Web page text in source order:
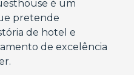
é um
pretende
de hotel e
de excelência